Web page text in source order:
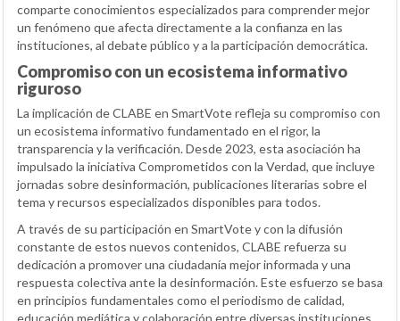
comparte conocimientos especializados para comprender mejor
un fenómeno que afecta directamente a la confianza en las
instituciones, al debate público y a la participación democrática.
Compromiso con un ecosistema informativo
riguroso
La implicación de CLABE en SmartVote refleja su compromiso con
un ecosistema informativo fundamentado en el rigor, la
transparencia y la verificación. Desde 2023, esta asociación ha
impulsado la iniciativa Comprometidos con la Verdad, que incluye
jornadas sobre desinformación, publicaciones literarias sobre el
tema y recursos especializados disponibles para todos.
A través de su participación en SmartVote y con la difusión
constante de estos nuevos contenidos, CLABE refuerza su
dedicación a promover una ciudadanía mejor informada y una
respuesta colectiva ante la desinformación. Este esfuerzo se basa
en principios fundamentales como el periodismo de calidad,
educación mediática y colaboración entre diversas instituciones,